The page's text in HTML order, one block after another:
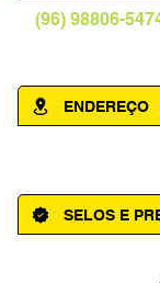
(96) 98806-
ENDEREÇO
SELOS E